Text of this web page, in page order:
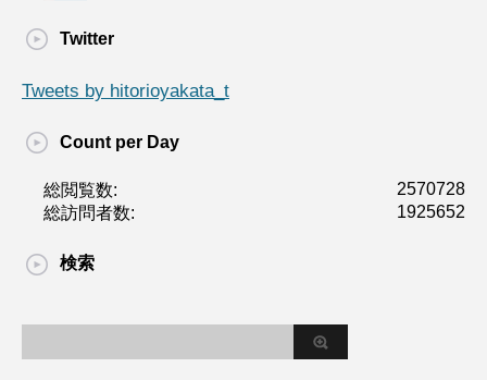
Twitter
Tweets by hitorioyakata_t
Count per Day
2570728
総閲覧数:
1925652
総訪問者数:
検索